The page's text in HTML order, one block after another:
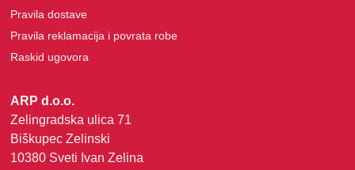
Pravila dostave
Pravila reklamacija i povrata robe
Raskid ugovora
ARP d.o.o.
Zelingradska ulica 71
Biškupec Zelinski
10380 Sveti Ivan Zelina